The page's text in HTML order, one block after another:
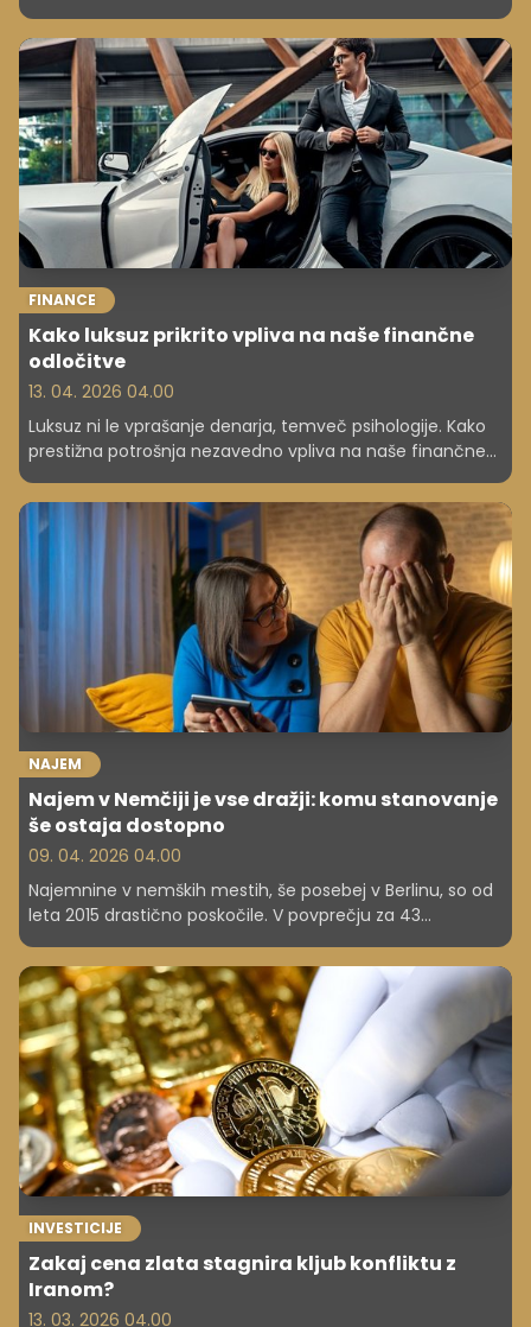
skliceval na to, da se je z družino znašel v hudi finančni
FINANCE
Kako luksuz prikrito vpliva na naše finančne
odločitve
13. 04. 2026 04.00
Luksuz ni le vprašanje denarja, temveč psihologije. Kako
prestižna potrošnja nezavedno vpliva na naše finančne
NAJEM
Najem v Nemčiji je vse dražji: komu stanovanje
še ostaja dostopno
09. 04. 2026 04.00
Najemnine v nemških mestih, še posebej v Berlinu, so od
leta 2015 drastično poskočile. V povprečju za 43
odstotkov, v Berlinu kar za 69 odstotkov, kljub zakonski
omejitvi rasti. Mesta, kot sta München in Frankfurt,
ohranjajo visoke cene.
INVESTICIJE
Zakaj cena zlata stagnira kljub konfliktu z
Iranom?
13. 03. 2026 04.00